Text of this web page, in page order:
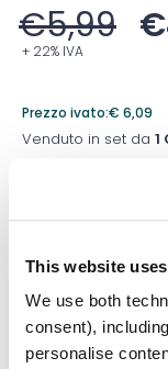
This website
We use both
consent),
personalise
€5,99 €
+ 22% IVA
Prezzo ivato:€ 6,09
Venduto in set da 1